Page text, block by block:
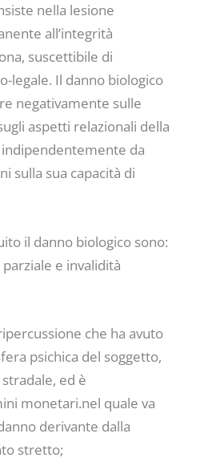
nella lesione
all’integrità
suscettibile di
legale. Il danno biologico
negativamente sulle
aspetti relazionali della
da
sulla sua capacità di
il danno biologico sono:
e invalidità
che ha avuto
psichica del soggetto,
ed è
monetari.nel quale va
derivante dalla
stretto;